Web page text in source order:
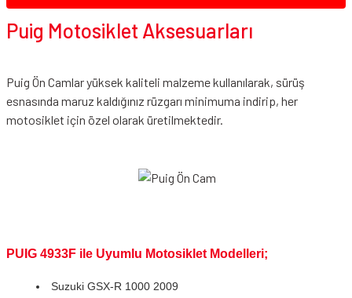
Puig Motosiklet Aksesuarları
Puig Ön Camlar yüksek kaliteli malzeme kullanılarak, sürüş
esnasında maruz kaldığınız rüzgarı minimuma indirip, her
motosiklet için özel olarak üretilmektedir.
PUIG 4933F ile Uyumlu Motosiklet Modelleri;
Suzuki GSX-R 1000 2009